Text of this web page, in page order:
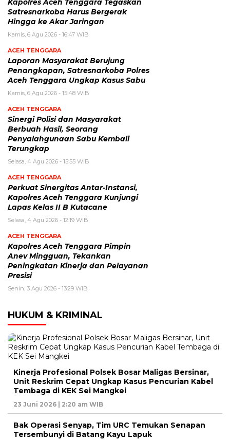
Kapolres Aceh Tenggara Tegaskan
Satresnarkoba Harus Bergerak
Hingga ke Akar Jaringan
Kamis, 6 Agu 2026 - 16:47 WIB
ACEH TENGGARA
Laporan Masyarakat Berujung
Penangkapan, Satresnarkoba Polres
Aceh Tenggara Ungkap Kasus Sabu
Kamis, 6 Agu 2026 - 15:48 WIB
ACEH TENGGARA
Sinergi Polisi dan Masyarakat
Berbuah Hasil, Seorang
Penyalahgunaan Sabu Kembali
Terungkap
Selasa, 4 Agu 2026 - 15:55 WIB
ACEH TENGGARA
Perkuat Sinergitas Antar-Instansi,
Kapolres Aceh Tenggara Kunjungi
Lapas Kelas II B Kutacane
Selasa, 4 Agu 2026 - 12:19 WIB
ACEH TENGGARA
Kapolres Aceh Tenggara Pimpin
Anev Mingguan, Tekankan
Peningkatan Kinerja dan Pelayanan
Presisi
Senin, 3 Agu 2026 - 13:29 WIB
HUKUM & KRIMINAL
Kinerja Profesional Polsek Bosar Maligas Bersinar,
Unit Reskrim Cepat Ungkap Kasus Pencurian Kabel
Tembaga di KEK Sei Mangkei
23 Juni 2026 | 2:20 am WIB
Bak Operasi Senyap, Tim URC Temukan Senapan
Tersembunyi di Batang Kayu Lapuk